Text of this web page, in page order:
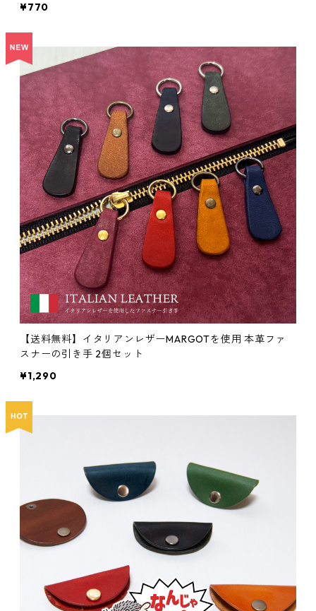
¥770
【送料無料】イタリアンレザーMARGOTを使用 本革ファ
スナーの引き手 2個セット
¥1,290